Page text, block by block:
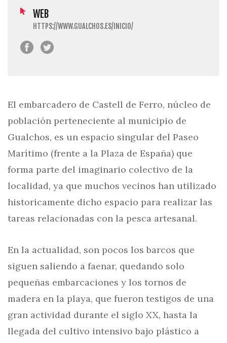
WEB
HTTPS://WWW.GUALCHOS.ES/INICIO/
El embarcadero de Castell de Ferro, núcleo de
población perteneciente al municipio de
Gualchos, es un espacio singular del Paseo
Marítimo (frente a la Plaza de España) que
forma parte del imaginario colectivo de la
localidad, ya que muchos vecinos han utilizado
historicamente dicho espacio para realizar las
tareas relacionadas con la pesca artesanal.
En la actualidad, son pocos los barcos que
siguen saliendo a faenar, quedando solo
pequeñas embarcaciones y los tornos de
madera en la playa, que fueron testigos de una
gran actividad durante el siglo XX, hasta la
llegada del cultivo intensivo bajo plástico a